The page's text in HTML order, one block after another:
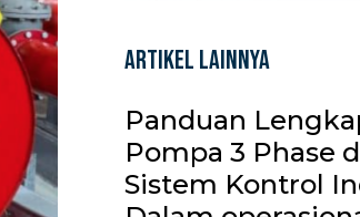
Artikel Lainnya
Panduan
Pompa 3 Phase
Sistem Kontrol